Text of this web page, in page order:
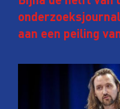
aan een peiling
afgelopen twee
juridische
procedure rond